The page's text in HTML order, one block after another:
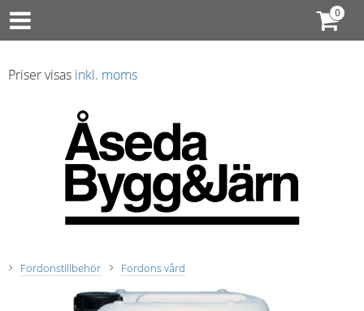
Priser visas inkl. moms
Fordonstillbehör Fordons vård